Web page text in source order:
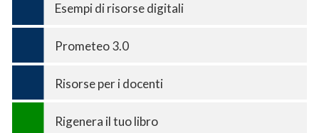
Esempi di risorse digitali
Prometeo 3.0
Risorse per i docenti
Rigenera il tuo libro